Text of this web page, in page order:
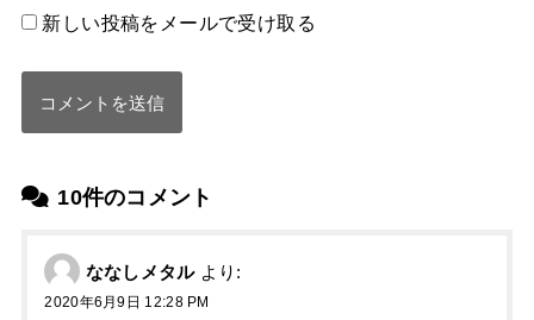
10件のコメント
ななしメタル より:
2020年6月9日 12:28 PM
新しい投稿をメールで受け取る